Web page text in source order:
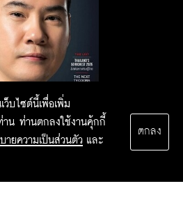
ว็บไซต์นี้เพื่อเพิ่ม
าน ท่านตกลงใช้งานคุ้กกี้
ายความเป็นส่วนตัว และ
ตกลง
ALL RIGHTS RESERVED